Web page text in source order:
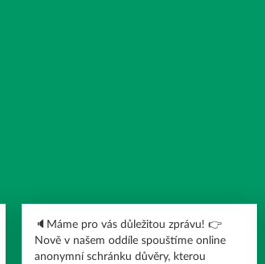
🔈Máme pro vás důležitou zprávu! 👉
Nově v našem oddíle spouštíme online
anonymní schránku důvěry, kterou